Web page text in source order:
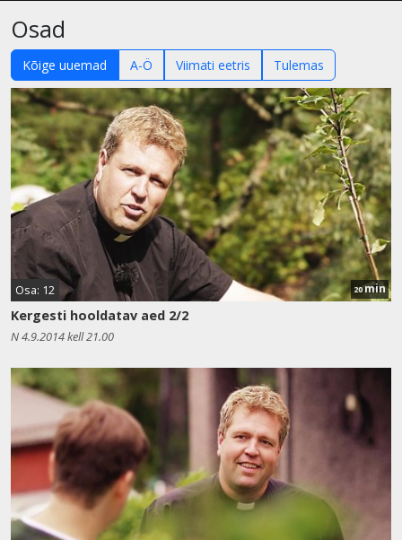
Osad
Kõige uuemad A-Ö Viimati eetris Tulemas
Osa: 12 20min
Kergesti hooldatav aed 2/2
N 4.9.2014 kell 21.00